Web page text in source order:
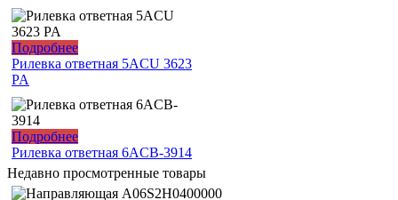
Подробнее
Рилевка ответная 5ACU 3623
PA
Подробнее
Рилевка ответная 6ACB-3914
Недавно просмотренные товары